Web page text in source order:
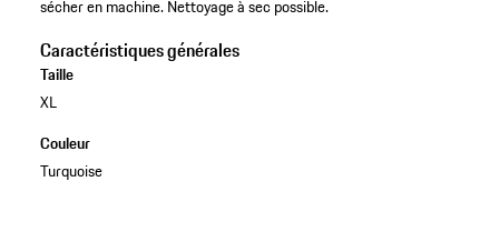
sécher en machine. Nettoyage à sec possible.
Caractéristiques générales
Taille
XL
Couleur
Turquoise